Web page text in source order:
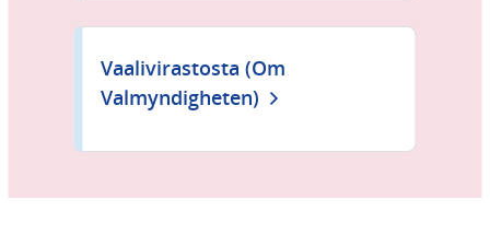
Vaalivirastosta (Om
Valmyndigheten)